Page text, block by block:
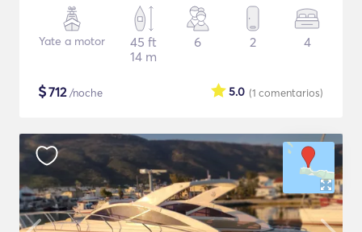
Yate a motor
45 ft
14 m
6 2 4
$712/noche (1 comentarios)
5.0